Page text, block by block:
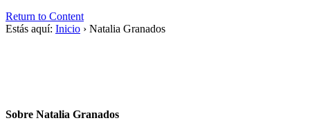
Return to Content
Estás aquí: Inicio › Natalia Granados
Sobre Natalia Granados